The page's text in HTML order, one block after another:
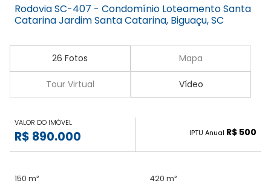
Rodovia SC-407 - Condomínio Loteamento Santa
Catarina Jardim Santa Catarina, Biguaçu, SC
26 Fotos Mapa
Tour Virtual Vídeo
VALOR DO IMÓVEL
R$ 890.000 IPTU Anual R$ 500
150 m²
420 m²